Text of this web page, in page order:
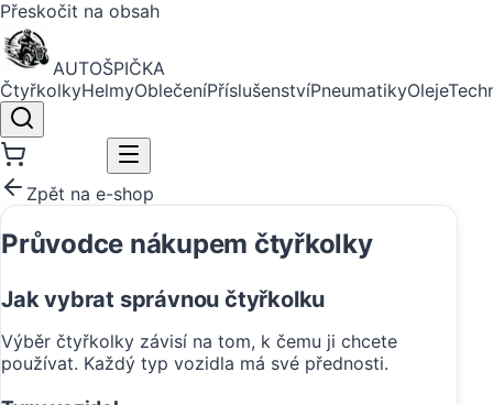
Přeskočit na obsah
AUTOŠPIČKA
ČtyřkolkyHelmyOblečeníPříslušenstvíPneumatikyOleje
Zpět na e-shop
Průvodce nákupem čtyřkolky
Jak vybrat správnou čtyřkolku
Výběr čtyřkolky závisí na tom, k čemu ji chcete
používat. Každý typ vozidla má své přednosti.